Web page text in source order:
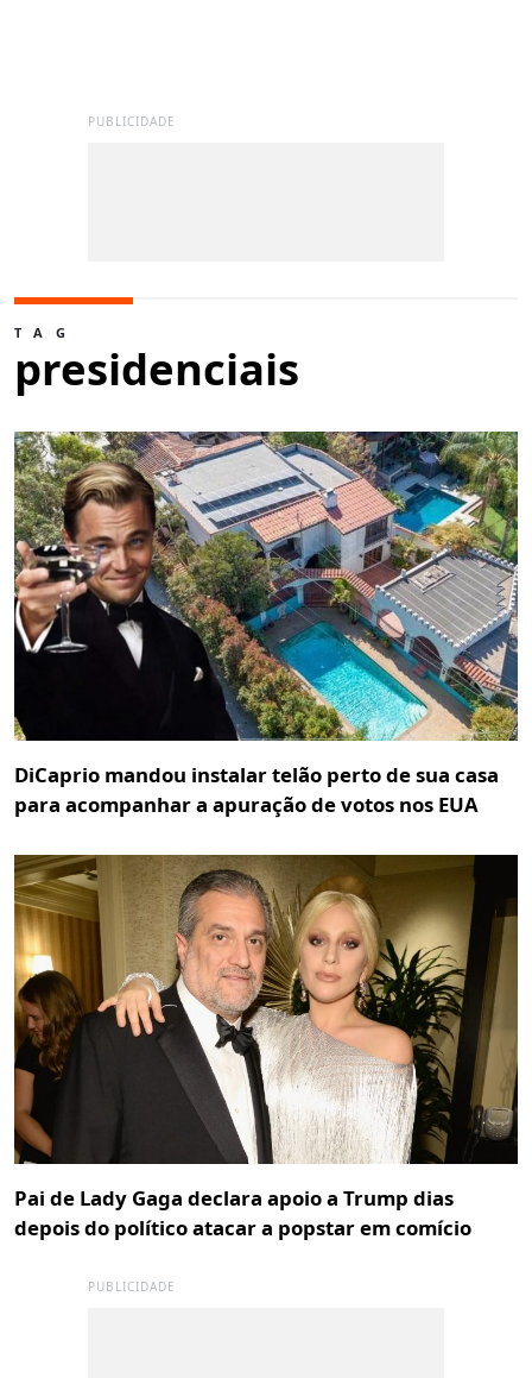
PUBLICIDADE
TAG
presidenciais
DiCaprio mandou instalar telão perto de sua casa
para acompanhar a apuração de votos nos EUA
Pai de Lady Gaga declara apoio a Trump dias
depois do político atacar a popstar em comício
PUBLICIDADE